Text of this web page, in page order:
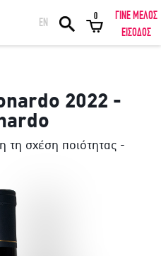
FACEBOOK
EN
0
ΓΙΝΕ ΜΕΛΟΣ
ΕΙΣΟΔΟΣ
2022 -
τη σχέση ποιότητας -